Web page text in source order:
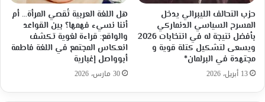
حزب التحالف الليبرالي يدخل
المسرح السياسي الدنماركي
بأفضل نتيجة له في انتخابات 2026
ويسعى لتشكيل كتلة قوية و
مجتهدة في البرلمان*
13 أبريل، 2026
هل اللغة العربية تُقصي المرأة… أم
أننا نسيء فهمها؟ بين القواعد
والواقع: قراءة لغوية تكشف
انعكاس المجتمع في اللغة فاطمة
أبوواصل إغبارية
30 مارس، 2026